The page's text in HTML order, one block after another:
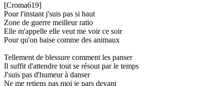
[Croma619]
Pour l'instant j'suis pas si haut
Zone de guerre meilleur ratio
Elle m'appelle elle veut me voir ce soir
Pour qu'on baise comme des animaux
Tellement de blessure comment les panser
Il suffit d'attendre tout se résout par le temps
J'suis pas d'humeur à danser
Ne me retiens pas moi je pars devant